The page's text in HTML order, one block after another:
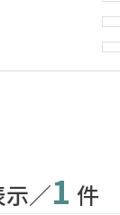
／1 件